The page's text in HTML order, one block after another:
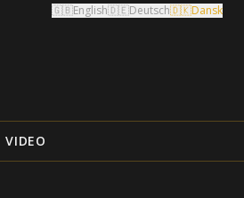
🇬🇧English🇩🇪Deutsch🇩🇰Dansk
VIDEO